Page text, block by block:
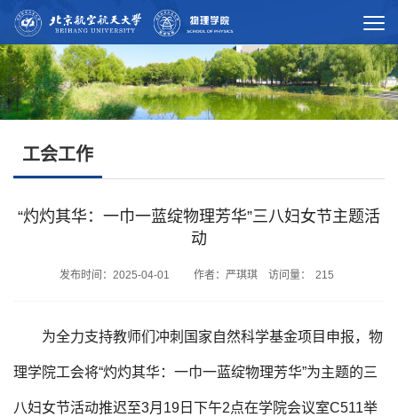
工会工作
“灼灼其华：一巾一蓝绽物理芳华”三八妇女节主题活
动
发布时间：2025-04-01 作者：严琪琪 访问量： 215
为全力支持教师们冲刺国家自然科学基金项目申报，物
理学院工会将“灼灼其华：一巾一蓝绽物理芳华”为主题的三
八妇女节活动推迟至3月19日下午2点在学院会议室C511举